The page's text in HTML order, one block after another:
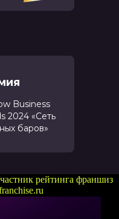
Business
2024 «Сеть
баров»